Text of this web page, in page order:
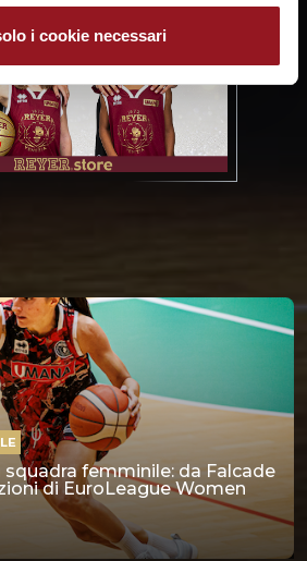
i cookie necessari
femminile: da Falcade
di EuroLeague Women